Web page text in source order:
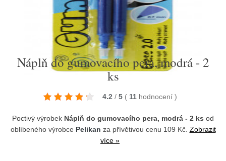
Náplň do gumovacího pera, modrá - 2
ks
4.2 / 5 ( 11 hodnocení )
Poctivý výrobek Náplň do gumovacího pera, modrá - 2 ks od
oblíbeného výrobce Pelikan za přívětivou cenu 109 Kč. Zobrazit
více »